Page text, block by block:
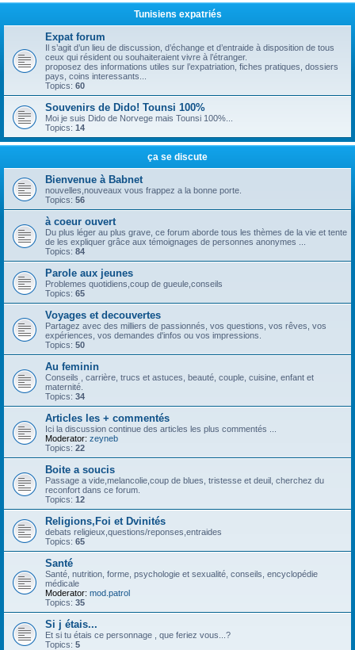
r
Tunisiens expatriés
Expat forum
Il s’agit d’un lieu de discussion, d’échange et d’entraide à disposition de tous
ceux qui résident ou souhaiteraient vivre à l’étranger.
proposez des informations utiles sur l’expatriation, fiches pratiques, dossiers
pays, coins interessants...
Topics: 60
Souvenirs de Dido! Tounsi 100%
Moi je suis Dido de Norvege mais Tounsi 100%...
Topics: 14
ça se discute
Bienvenue à Babnet
nouvelles,nouveaux vous frappez a la bonne porte.
Topics: 56
à coeur ouvert
Du plus léger au plus grave, ce forum aborde tous les thèmes de la vie et tente
de les expliquer grâce aux témoignages de personnes anonymes ...
Topics: 84
Parole aux jeunes
Problemes quotidiens,coup de gueule,conseils
Topics: 65
Voyages et decouvertes
Partagez avec des milliers de passionnés, vos questions, vos rêves, vos
expériences, vos demandes d'infos ou vos impressions.
Topics: 50
Au feminin
Conseils , carrière, trucs et astuces, beauté, couple, cuisine, enfant et
maternité.
Topics: 34
Articles les + commentés
Ici la discussion continue des articles les plus commentés ...
Moderator: zeyneb
Topics: 22
Boite a soucis
Passage a vide,melancolie,coup de blues, tristesse et deuil, cherchez du
reconfort dans ce forum.
Topics: 12
Religions,Foi et Dvinités
debats religieux,questions/reponses,entraides
Topics: 65
Santé
Santé, nutrition, forme, psychologie et sexualité, conseils, encyclopédie
médicale
Moderator: mod.patrol
Topics: 35
Si j étais...
Et si tu étais ce personnage , que feriez vous...?
Topics: 5